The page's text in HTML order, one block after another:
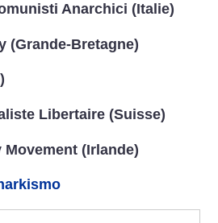
Anarchici (Italie)
(Grande-Bretagne)
Libertaire (Suisse)
(Irlande)